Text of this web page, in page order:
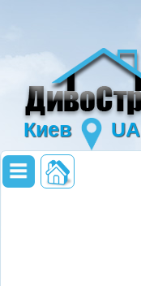
Киев UA